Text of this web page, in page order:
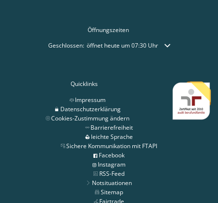
Öffnungszeiten
Klicken, um weitere Öffnungs- oder Schließzeiten
Geschlossen: öffnet heute um 07:30 Uhr
Quicklinks
Impressum
Datenschutzerklärung
Cookies-Zustimmung ändern
Barrierefreiheit
leichte Sprache
Sichere Kommunikation mit FTAPI
Facebook
Instagram
RSS-Feed
Notsituationen
Sitemap
Fairtrade